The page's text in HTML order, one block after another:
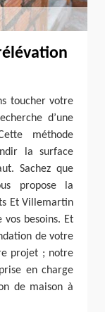
toucher votre
d’une
méthode
la surface
Sachez que
propose la
Et Villemartin
vos besoins. Et
de votre
projet ; notre
en charge
de maison à